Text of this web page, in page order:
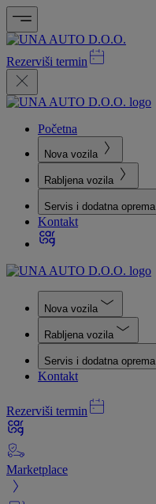
Rezerviši termin
Početna
Nova vozila
Rabljena vozila
Servis i dodatna oprema
Kontakt
Nova vozila
Rabljena vozila
Servis i dodatna oprema
Kontakt
Rezerviši termin
Marketplace